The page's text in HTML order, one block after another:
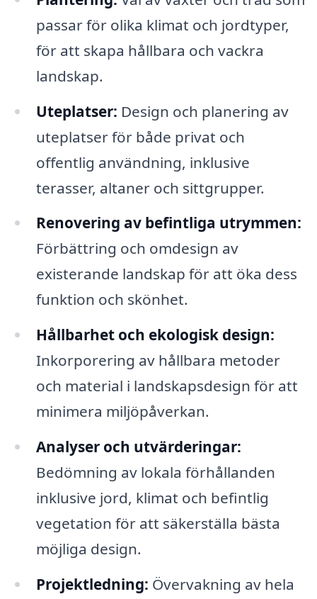
passar för olika klimat och jordtyper,
för att skapa hållbara och vackra
landskap.
Uteplatser: Design och planering av
uteplatser för både privat och
offentlig användning, inklusive
terasser, altaner och sittgrupper.
Renovering av befintliga utrymmen:
Förbättring och omdesign av
existerande landskap för att öka dess
funktion och skönhet.
Hållbarhet och ekologisk design:
Inkorporering av hållbara metoder
och material i landskapsdesign för att
minimera miljöpåverkan.
Analyser och utvärderingar:
Bedömning av lokala förhållanden
inklusive jord, klimat och befintlig
vegetation för att säkerställa bästa
möjliga design.
Projektledning: Övervakning av hela